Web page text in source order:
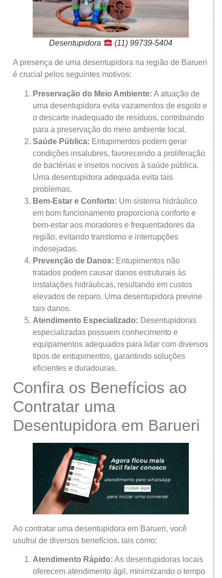
Desentupidora (11) 99739-5404
A presença de uma desentupidora na região de Barueri
é crucial pelos seguintes motivos:
Preservação do Meio Ambiente: A atuação de
uma desentupidora evita vazamentos de esgoto e
o descarte inadequado de resíduos, contribuindo
para a preservação do meio ambiente local.
Saúde Pública: Entupimentos podem gerar
condições insalubres, favorecendo a proliferação
de bactérias e insetos nocivos à saúde pública.
Uma desentupidora adequada evita tais
problemas.
Bem-Estar e Conforto: Um sistema hidráulico
em bom funcionamento proporciona conforto e
bem-estar aos moradores e frequentadores da
região, evitando transtorno e interrupções
indesejadas.
Prevenção de Danos: Entupimentos não
tratados podem causar danos estruturais às
instalações hidráulicas, resultando em custos
elevados de reparo. Uma desentupidora previne
tais danos.
Atendimento Especializado: Desentupidoras
especializadas possuem conhecimento e
equipamentos adequados para lidar com diversos
tipos de entupimentos, garantindo soluções
eficientes e duradouras.
Confira os Benefícios ao
Contratar uma
Desentupidora em Barueri
Ao contratar uma desentupidora em Barueri, você
usufrui de diversos benefícios, tais como:
Atendimento Rápido: As desentupidoras locais
oferecem atendimento ágil, minimizando o tempo